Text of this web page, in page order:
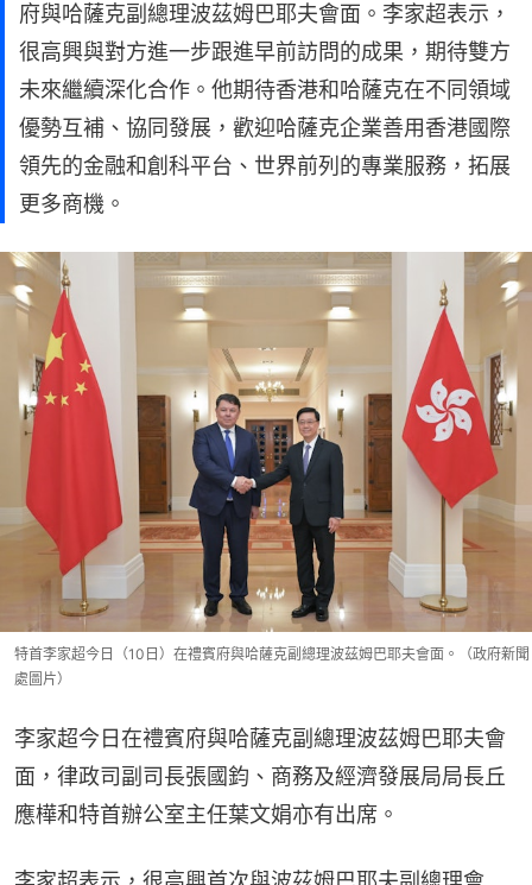
府與哈薩克副總理波茲姆巴耶夫會面。李家超表示，
很高興與對方進一步跟進早前訪問的成果，期待雙方
未來繼續深化合作。他期待香港和哈薩克在不同領域
優勢互補、協同發展，歡迎哈薩克企業善用香港國際
領先的金融和創科平台、世界前列的專業服務，拓展
更多商機。
特首李家超今日（10日）在禮賓府與哈薩克副總理波茲姆巴耶夫會面。（政府新聞
處圖片）
李家超今日在禮賓府與哈薩克副總理波茲姆巴耶夫會
面，律政司副司長張國鈞、商務及經濟發展局局長丘
應樺和特首辦公室主任葉文娟亦有出席。